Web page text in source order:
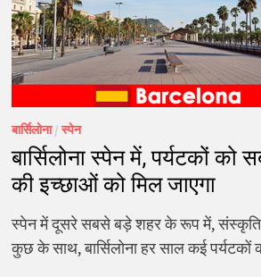
बार्सिलोना/स्पेन
बार्सिलोना स्पेन में, पर्यटकों
की इच्छाओं को मिल जाएगा
स्पेन में दूसरे सबसे बड़े शहर के रूप में,
कुछ के साथ, बार्सिलोना हर साल कई